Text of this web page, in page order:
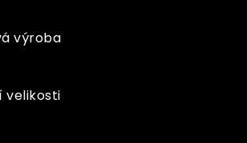
výroba
velikosti